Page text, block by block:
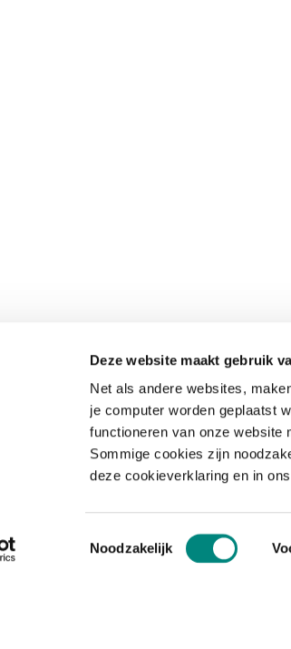
Deze website maakt gebruik
Net als andere websites,
je computer worden geplaatst
functioneren van onze website
Sommige cookies zijn
deze cookieverklaring en in ons
Toestemmingsselectie
Noodzakelijk